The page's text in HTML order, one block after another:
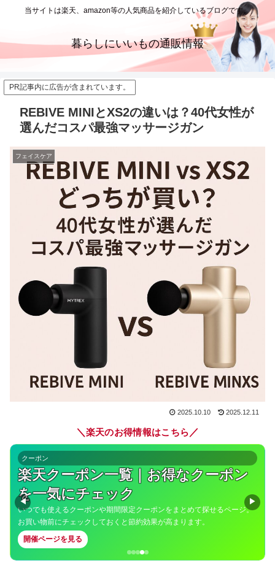
当サイトは楽天、amazon等の人気商品を紹介しているブログです。
暮らしにいいもの通販情報
PR記事内に広告が含まれています。
REBIVE MINIとXS2の違いは？40代女性が
選んだコスパ最強マッサージガン
フェイスケア
2025.10.10 2025.12.11
＼ 楽天のお得情報はこちら ／
クーポン
楽天クーポン一覧｜お得なクーポン
を一気にチェック
いつでも使えるクーポンや期間限定クーポンをまとめて探せるページ。
お買い物前にチェックしておくと節約効果が高まります。
開催ページを見る
◀ ▶